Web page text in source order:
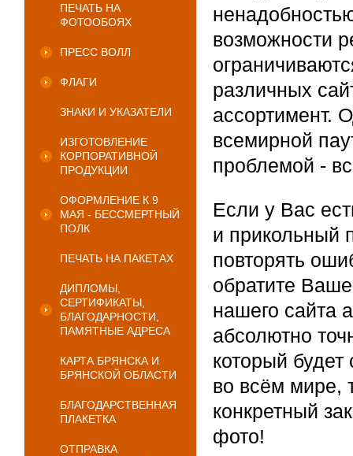
ПЕЧАТЬ НА
ФОТООБОЯХ
ПРЕСС ВОЛЛ
ФЛАГИ
ЗНАКИ И УКАЗАТЕЛИ
ИЗГОТОВЛЕНИЕ
КОРПОРАТИВНОЙ
ПРОДУКЦИИ
ОФОРМЛЕНИЕ К 9
МАЯ - БЕССМЕРТНЫЙ
ПОЛК
ПЕЧАТЬ НА ПАКЕТАХ
ДИПЛОМЫ,
СЕРТИФИКАТЫ,
БЛАГОДАРНОСТИ,
ПАМЯТНЫЕ АДРЕСА
КАРТА БРЯНСКА И
БРЯНСКОЙ ОБЛАСТИ
БЛАГОДАРСТВЕННАЯ
ПЛАКЕТКА
ОТПРАВКА
возможности
различных
ассортимент.
всемирной
проблемой -
Если у Вас
и прикольный
повторять
обратите
нашего сайта
абсолютно
который
во всём мире,
конкретный
фото!